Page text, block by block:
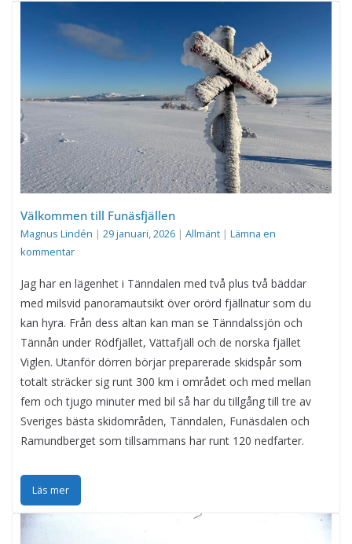
Välkommen till Funäsfjällen
Magnus Lindén | 29 januari, 2026 | Allmänt | Lämna en
kommentar
Jag har en lägenhet i Tänndalen med två plus två bäddar
med milsvid panoramautsikt över orörd fjällnatur som du
kan hyra. Från dess altan kan man se Tänndalssjön och
Tännån under Rödfjället, Vättafjäll och de norska fjället
Viglen. Utanför dörren börjar preparerade skidspår som
totalt sträcker sig runt 300 km i området och med mellan
fem och tjugo minuter med bil så har du tillgång till tre av
Sveriges bästa skidområden, Tänndalen, Funäsdalen och
Ramundberget som tillsammans har runt 120 nedfarter.
Läs mer